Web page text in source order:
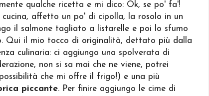
qualche ricetta e mi dico: Ok, se po' fa'!
cucina, affetto un po' di cipolla, la rosolo in un
il salmone tagliato a listarelle e poi lo sfumo
Qui il mio tocco di originalità, dettato più dalla
culinaria: ci aggiungo una spolverata di
non si sa mai che ne viene, potrei
che mi offre il frigo!) e una più
piccante. Per finire aggiungo le cime di